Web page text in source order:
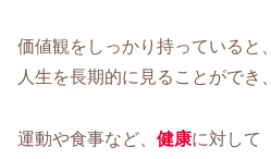
価値観をしっかり持っていると、
人生を長期的に見ることができ、
運動や食事など、 健康に対して